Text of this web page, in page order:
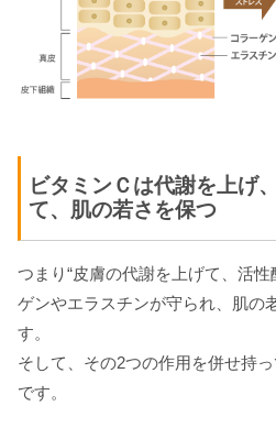
ビタミンＣは代謝を上げ
て、肌の若さを保つ
つまり“皮膚の代謝を上げて、活
ゲンやエラスチンが守られ、肌の
す。
そして、その2つの作用を併せ持
です。